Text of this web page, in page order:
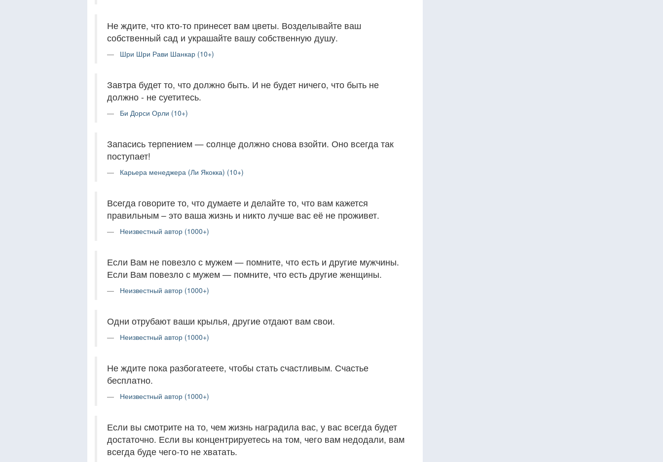
Не ждите, что кто-то принесет вам цветы. Возделывайте ваш
собственный сад и украшайте вашу собственную душу.
Шри Шри Рави Шанкар (10+)
Завтра будет то, что должно быть. И не будет ничего, что быть не
должно - не суетитесь.
Би Дорси Орли (10+)
Запасись терпением — солнце должно снова взойти. Оно всегда так
поступает!
Карьера менеджера (Ли Якокка) (10+)
Всегда говорите то, что думаете и делайте то, что вам кажется
правильным – это ваша жизнь и никто лучше вас её не проживет.
Неизвестный автор (1000+)
Если Вам не повезло с мужем — помните, что есть и другие мужчины.
Если Вам повезло с мужем — помните, что есть другие женщины.
Неизвестный автор (1000+)
Одни отрубают ваши крылья, другие отдают вам свои.
Неизвестный автор (1000+)
Не ждите пока разбогатеете, чтобы стать счастливым. Счастье
бесплатно.
Неизвестный автор (1000+)
Если вы смотрите на то, чем жизнь наградила вас, у вас всегда будет
достаточно. Если вы концентрируетесь на том, чего вам недодали, вам
всегда буде чего-то не хватать.